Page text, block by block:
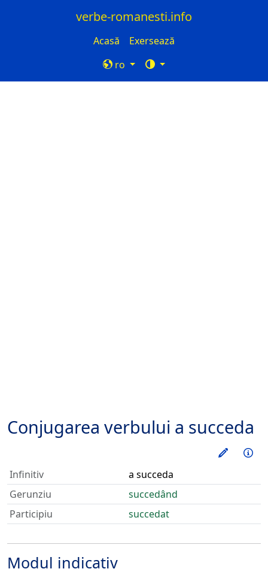
verbe-romanesti.info
Acasă
Exersează
ro
Conjugarea verbului a succeda
Infinitiv
a succeda
Gerunziu
succedând
Participiu
succedat
Modul indicativ